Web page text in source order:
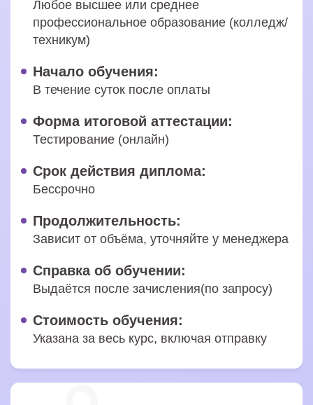
Любое высшее или среднее
профессиональное образование (колледж/
техникум)
Начало обучения:
В течение суток после оплаты
Форма итоговой аттестации:
Тестирование (онлайн)
Срок действия диплома:
Бессрочно
Продолжительность:
Зависит от объёма, уточняйте у менеджера
Справка об обучении:
Выдаётся после зачисления(по запросу)
Стоимость обучения:
Указана за весь курс, включая отправку